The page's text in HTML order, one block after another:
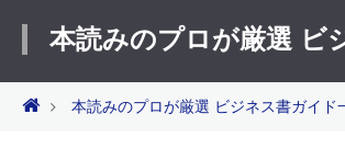
本読みのプロが厳選 ビ
本読みのプロが厳選 ビジネス書ガイド